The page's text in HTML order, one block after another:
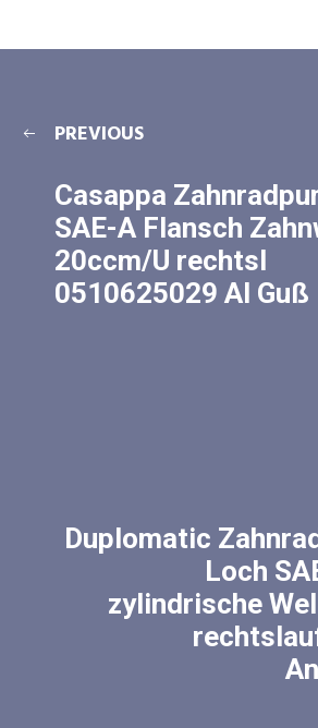
PREVIOUS
Casappa
SAE-A Flansch
20ccm/U rechtsl
0510625029 Al Guß
Duplomatic
Loch
zylindrische